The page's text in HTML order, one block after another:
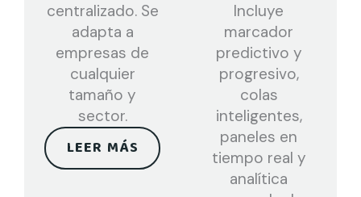
centralizado. Se
adapta a
empresas de
cualquier
tamaño y
sector.
LEER MÁS
Incluye
marcador
predictivo y
progresivo,
colas
inteligentes,
paneles en
tiempo real y
analítica